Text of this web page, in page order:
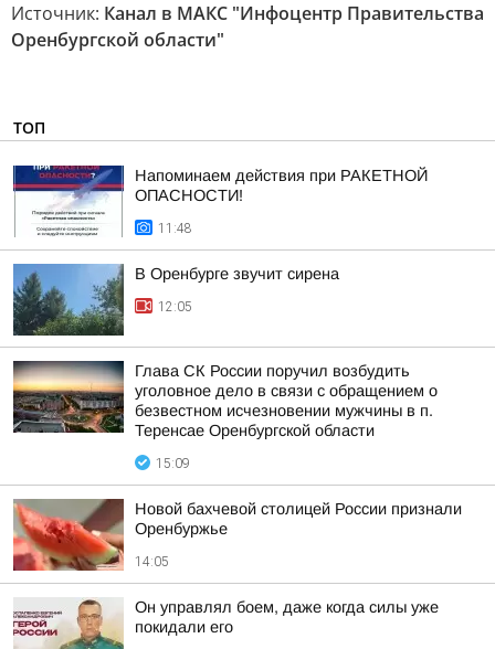
Источник: Канал в МАКС "Инфоцентр Правительства
Оренбургской области"
ТОП
Напоминаем действия при РАКЕТНОЙ
ОПАСНОСТИ!
11:48
В Оренбурге звучит сирена
12:05
Глава СК России поручил возбудить
уголовное дело в связи с обращением о
безвестном исчезновении мужчины в п.
Теренсае Оренбургской области
15:09
Новой бахчевой столицей России признали
Оренбуржье
14:05
Он управлял боем, даже когда силы уже
покидали его